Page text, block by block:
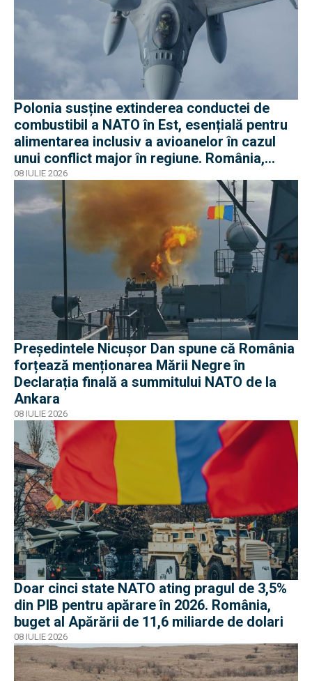
Polonia susține extinderea conductei de
combustibil a NATO în Est, esențială pentru
alimentarea inclusiv a avioanelor în cazul
unui conflict major în regiune. România,
parte a proiectului
08 IULIE 2026
Președintele Nicușor Dan spune că România
forțează menționarea Mării Negre în
Declarația finală a summitului NATO de la
Ankara
08 IULIE 2026
Doar cinci state NATO ating pragul de 3,5%
din PIB pentru apărare în 2026. România,
buget al Apărării de 11,6 miliarde de dolari
08 IULIE 2026